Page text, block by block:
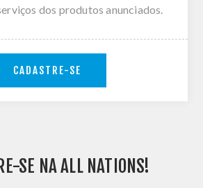
dos produtos anunciados.
CADASTRE-SE
SE NA ALL NATIONS!